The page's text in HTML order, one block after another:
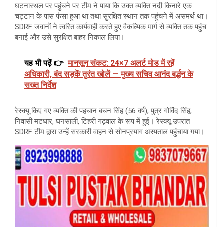
घटनास्थल पर पहुंचने पर टीम ने पाया कि उक्त व्यक्ति नदी किनारे एक
चट्टान के पास फंसा हुआ था तथा सुरक्षित स्थान तक पहुंचने में असमर्थ था।
SDRF जवानों ने त्वरित कार्यवाही करते हुए वैकल्पिक मार्ग से व्यक्ति तक पहुंच
बनाई और उसे सुरक्षित बाहर निकाल लिया।
यह भी पढ़ें 👉 मानसून संकट: 24×7 अलर्ट मोड में रहें
अधिकारी, बंद सड़कें तुरंत खोलें — मुख्य सचिव आनंद बर्द्धन के
सख्त निर्देश
रेस्क्यू किए गए व्यक्ति की पहचान बचन सिंह (56 वर्ष), पुत्र गोविंद सिंह,
निवासी मटधार, घनसाली, टिहरी गढ़वाल के रूप में हुई। रेस्क्यू उपरांत
SDRF टीम द्वारा उन्हें सरकारी वाहन से सोनप्रयाग अस्पताल पहुंचाया गया।